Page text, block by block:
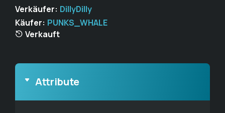
Verkäufer: DillyDilly
Käufer: PUNKS_WHALE
Verkauft
Attribute